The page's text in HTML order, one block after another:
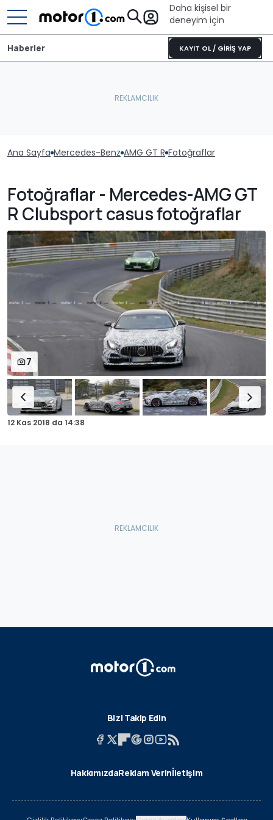
Daha kişisel bir
deneyim için
KAYIT OL / GİRİŞ YAP
Haberler
Ana Sayfa Mercedes-Benz AMG GT R Fotoğraflar
Fotoğraflar - Mercedes-AMG GT
R Clubsport casus fotoğraflar
7
12 Kas 2018 da 14:38
Bizi Takip Edin
HakkımızdaReklam Verinİletişim